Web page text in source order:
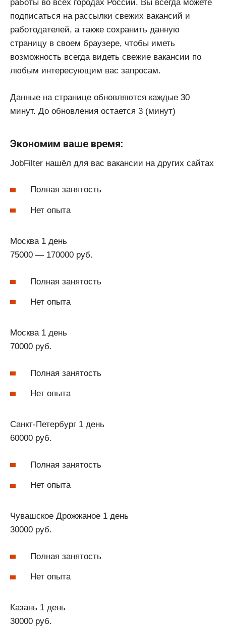
работы во всех городах России. Вы всегда можете
подписаться на рассылки свежих вакансий и
работодателей, а также сохранить данную
страницу в своем браузере, чтобы иметь
возможность всегда видеть свежие вакансии по
любым интересующим вас запросам.
Данные на странице обновляются каждые 30
минут. До обновления остается 3 (минут)
Экономим ваше время:
JobFilter нашёл для вас вакансии на других сайтах
Полная занятость
Нет опыта
Москва 1 день
75000 — 170000 руб.
Полная занятость
Нет опыта
Москва 1 день
70000 руб.
Полная занятость
Нет опыта
Санкт-Петербург 1 день
60000 руб.
Полная занятость
Нет опыта
Чувашское Дрожжаное 1 день
30000 руб.
Полная занятость
Нет опыта
Казань 1 день
30000 руб.